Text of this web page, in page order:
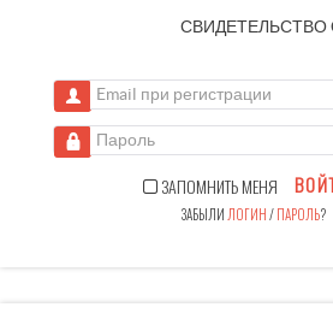
Email при регистрации
Пароль
ЗАПОМНИТЬ МЕНЯ
ЗАБЫЛИ ЛОГИН/ПАРОЛЬ?